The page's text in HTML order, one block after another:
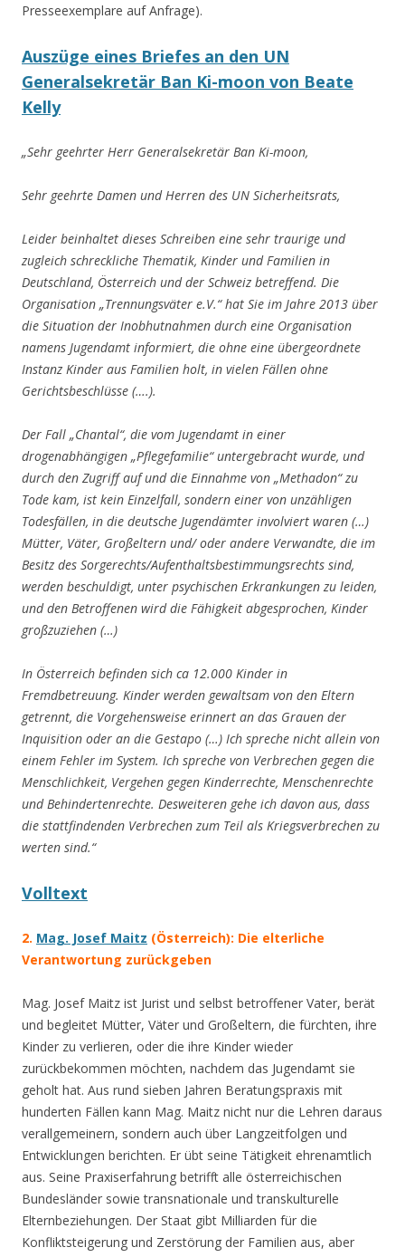
Presseexemplare auf Anfrage).
Auszüge eines Briefes an den UN
Generalsekretär Ban Ki-moon von Beate
Kelly
„Sehr geehrter Herr Generalsekretär Ban Ki-moon,
Sehr geehrte Damen und Herren des UN Sicherheitsrats,
Leider beinhaltet dieses Schreiben eine sehr traurige und
zugleich schreckliche Thematik, Kinder und Familien in
Deutschland, Österreich und der Schweiz betreffend. Die
Organisation „Trennungsväter e.V.“ hat Sie im Jahre 2013 über
die Situation der Inobhutnahmen durch eine Organisation
namens Jugendamt informiert, die ohne eine übergeordnete
Instanz Kinder aus Familien holt, in vielen Fällen ohne
Gerichtsbeschlüsse (….).
Der Fall „Chantal“, die vom Jugendamt in einer
drogenabhängigen „Pflegefamilie“ untergebracht wurde, und
durch den Zugriff auf und die Einnahme von „Methadon“ zu
Tode kam, ist kein Einzelfall, sondern einer von unzähligen
Todesfällen, in die deutsche Jugendämter involviert waren (…)
Mütter, Väter, Großeltern und/ oder andere Verwandte, die im
Besitz des Sorgerechts/Aufenthaltsbestimmungsrechts sind,
werden beschuldigt, unter psychischen Erkrankungen zu leiden,
und den Betroffenen wird die Fähigkeit abgesprochen, Kinder
großzuziehen (…)
In Österreich befinden sich ca 12.000 Kinder in
Fremdbetreuung. Kinder werden gewaltsam von den Eltern
getrennt, die Vorgehensweise erinnert an das Grauen der
Inquisition oder an die Gestapo (…) Ich spreche nicht allein von
einem Fehler im System. Ich spreche von Verbrechen gegen die
Menschlichkeit, Vergehen gegen Kinderrechte, Menschenrechte
und Behindertenrechte. Desweiteren gehe ich davon aus, dass
die stattfindenden Verbrechen zum Teil als Kriegsverbrechen zu
werten sind.“
Volltext
2. Mag. Josef Maitz (Österreich): Die elterliche
Verantwortung zurückgeben
Mag. Josef Maitz ist Jurist und selbst betroffener Vater, berät
und begleitet Mütter, Väter und Großeltern, die fürchten, ihre
Kinder zu verlieren, oder die ihre Kinder wieder
zurückbekommen möchten, nachdem das Jugendamt sie
geholt hat. Aus rund sieben Jahren Beratungspraxis mit
hunderten Fällen kann Mag. Maitz nicht nur die Lehren daraus
verallgemeinern, sondern auch über Langzeitfolgen und
Entwicklungen berichten. Er übt seine Tätigkeit ehrenamtlich
aus. Seine Praxiserfahrung betrifft alle österreichischen
Bundesländer sowie transnationale und transkulturelle
Elternbeziehungen. Der Staat gibt Milliarden für die
Konfliktsteigerung und Zerstörung der Familien aus, aber